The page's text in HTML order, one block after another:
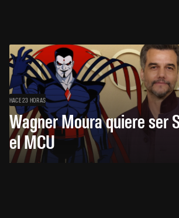
HACE 23 HORAS
Wagner Moura quiere ser
el MCU